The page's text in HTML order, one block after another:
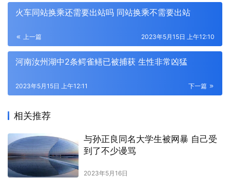
火车同站换乘还需要出站吗 同站换乘不需要出站
上一篇 2023年5月15日 上午12:10
河南汝州湖中2条鳄雀鳝已被捕获 生性非常凶猛
下一篇
2023年5月15日 上午12:11
相关推荐
与孙正良同名大学生被网暴 自己受
到了不少谩骂
2023年5月16日